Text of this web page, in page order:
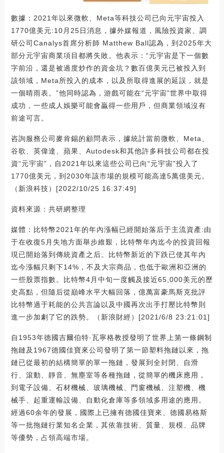
數據：2021年以來微軟、Meta等科技公司已向元宇宙投入
1770億美元:10月25日消息，據外媒報道，風險投資家、調
研公司Canalys首席分析師 Matthew Ball認為，到2025年大
部分元宇宙商業項目都將失敗。他表示：“元宇宙是下一個數
字前沿，還是被過度炒作的資金坑？數百億美元已被投入到
該領域，Meta所投入的成本，以及所取得進展的延誤，就是
一個晴雨表。”他同時認為，游戲可能在“元宇宙”世界中取得
成功，一些成人娛樂可能會贏得一些用戶，但商業領域沒有
前途可言。
咨詢服務公司麥肯錫的顧問表示，據統計當前微軟、Meta、
谷歌、英偉達、蘋果、Autodesk和其他許多科技公司都在投
資“元宇宙”，自2021年以來這些公司已向“元宇宙”投入了
1770億美元，到2030年該市場的規模可能高達5萬億美元。
（新浪科技）[2022/10/25 16:37:49]
資料來源：共研網整理
媒體：比特幣2021年的年內漲幅已經開始落后于主流資產:由
于在收復5月失地方面舉步維艱，比特幣年內迄今的投資回報
現已開始落到傳統資產之后。比特幣新近的下跌已使其年內
迄今漲幅只剩下14%，不及大宗商品，也低于歐洲和亞洲的
一些股票指數。比特幣4月中旬一度觸及接近65,000美元的歷
史高點，但隨后從巔峰水平大幅回落，億萬富豪馬斯克批評
比特幣過于耗能的公共言論以及中國再次出手打壓比特幣則
進一步加劇了它的跌勢。（新浪財經）[2021/6/8 23:21:01]
自1953年德國吉爾伯特·瓦寧格教授發明了世界上第一條鋼制
拖鏈及1967德國佳寶來公司發明了第一節塑料拖鏈以來，拖
鏈已從最初的結構簡單的單一拖鏈，發展到全封閉、自滑
行、滾動、靜音、無塵室等各種拖鏈，從簡單的機床應用，
到電子設備、石材機械、玻璃機械、門窗機械、注塑機、機
械手、起重運輸設備、自動化倉庫等多領域多用途的應用。
經過60余年的發展，國際上已擁有德國佳寶來、德國易格斯
等一批拖鏈行業知名企業，其依靠技術、質量、規模、品牌
等優勢，占領高端市場。